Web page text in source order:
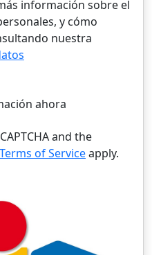
información sobre el
y cómo
nuestra
ahora
and the
Terms of Serviceapply.